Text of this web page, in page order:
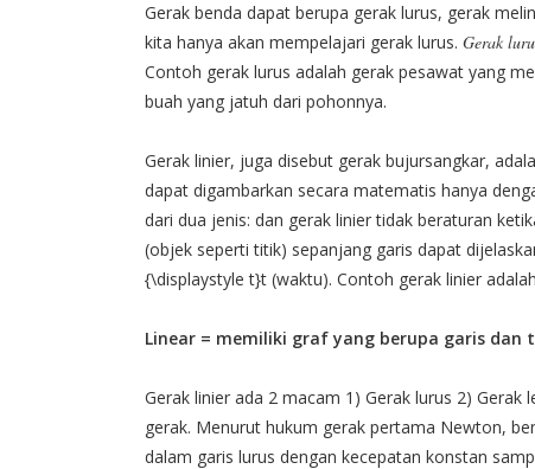
Gerak benda dapat berupa gerak lurus, gerak
kita hanya akan mempelajari gerak lurus. Gerak
Contoh gerak lurus adalah gerak pesawat yang
buah yang jatuh dari pohonnya.
Gerak linier, juga disebut gerak bujursangkar,
dapat digambarkan secara matematis hanya
dari dua jenis: dan gerak linier tidak beraturan
(objek seperti titik) sepanjang garis dapat
{\displaystyle t}t (waktu). Contoh gerak linier
Linear = memiliki graf yang berupa garis dan
Gerak linier ada 2 macam 1) Gerak lurus 2) Gerak
gerak. Menurut hukum gerak pertama Newton,
dalam garis lurus dengan kecepatan konstan